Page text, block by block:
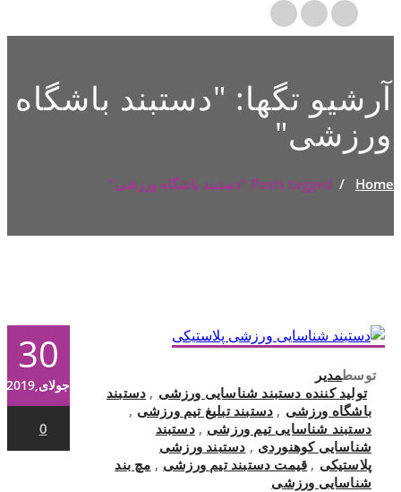
آرشیو تگها: "دستبند باشگاه
ورزشی"
Home
/ Posts tagged "دستبند باشگاه ورزشی"
30
جولای,2019
0
توسطمدیر
تولید کننده دستبند شناسایی ورزشی , دستبند
باشگاه ورزشی , دستبند تبلیغ تیم ورزشی ,
دستبند شناسایی تیم ورزشی ,دستبند
شناسایی کوهنوردی , دستبند ورزشی
پلاستیکی , قیمت دستبند تیم ورزشی , مچ بند
شناسایی ورزشی